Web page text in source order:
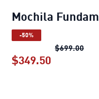
Mochila
-50%
$699.00
$349.50